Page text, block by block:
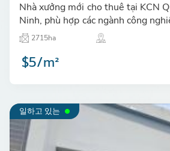
Nhà xưởng mới cho thuê tại KCN
Ninh, phù hợp các ngành công
ngành kính, vật liệu xây dựng,
2715ha
$5/m²
일하고 있는